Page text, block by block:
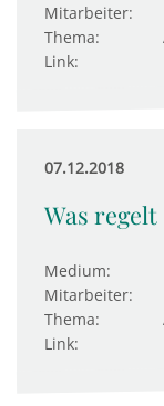
Mitarbeiter:
Thema:
Link:
07.12.2018
Was
Medium:
Mitarbeiter:
Thema:
Link: